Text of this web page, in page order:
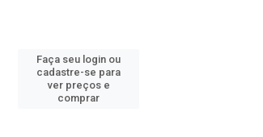
Faça seu login ou
cadastre-se para
ver preços e
comprar